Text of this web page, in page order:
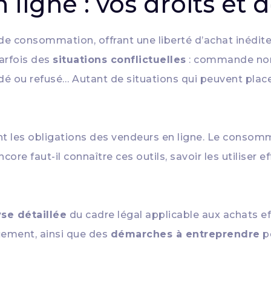
consommation, offrant une liberté d’achat
des situations conflictuelles : commande
ou refusé… Autant de situations qui peuvent
les obligations des vendeurs en ligne. Le
faut-il connaître ces outils, savoir les utiliser
détaillée du cadre légal applicable aux achats
ainsi que des démarches à entreprendre